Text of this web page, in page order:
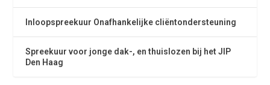
Inloopspreekuur Onafhankelijke cliëntondersteuning
Spreekuur voor jonge dak-, en thuislozen bij het JIP
Den Haag